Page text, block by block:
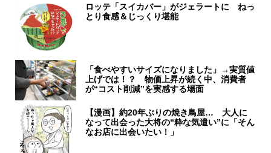
ロッテ「スイカバー」がジェラートに ねっ
とり食感＆じっくり堪能
「食べやすいサイズになりました」→実質値
上げでは！？ 物価上昇が続く中、消費者
が“コスト削減”を実感する場面
【漫画】約20年ぶりの焼き鳥屋… 大人に
なって出会った大将の“粋な気遣い”に「そん
なお店に出会いたい！」